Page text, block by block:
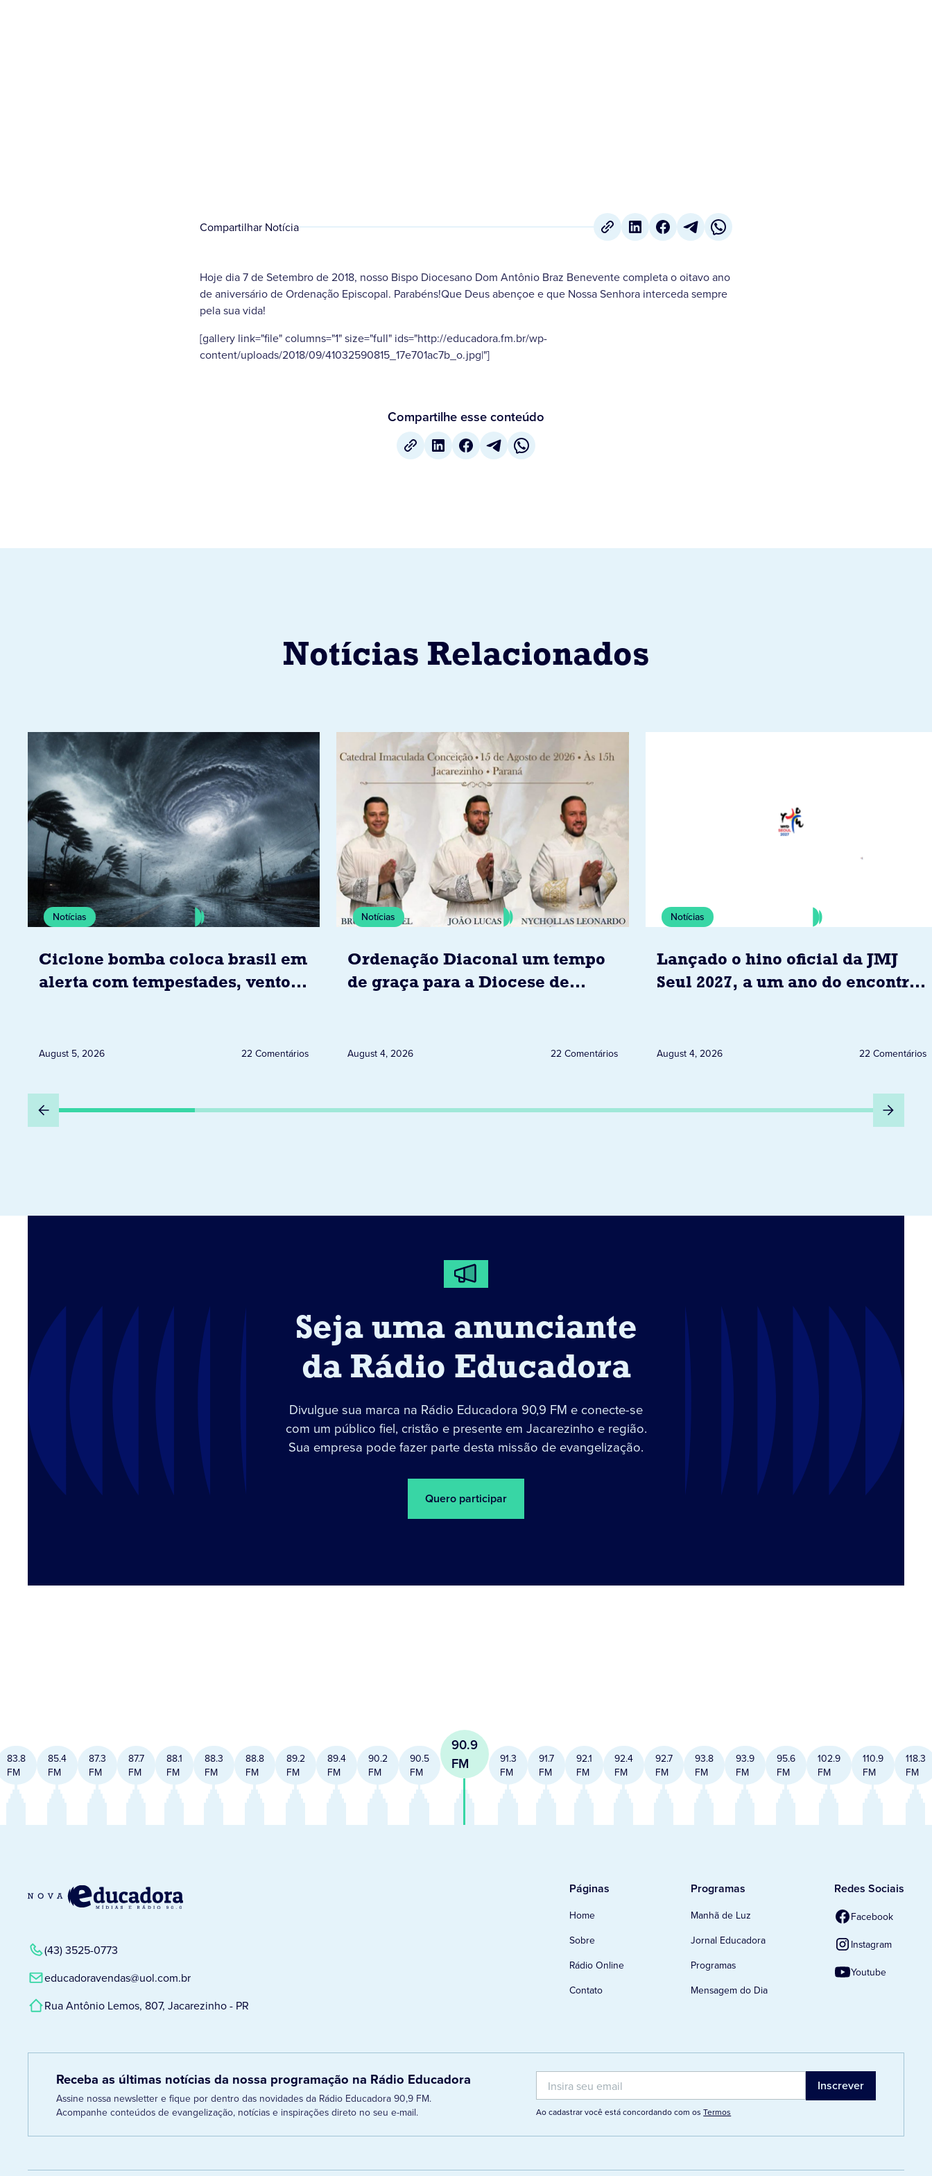
Compartilhar Notícia
Hoje dia 7 de Setembro de 2018, nosso Bispo Diocesano Dom Antônio Braz Benevente completa o oitavo ano
de aniversário de Ordenação Episcopal. Parabéns!Que Deus abençoe e que Nossa Senhora interceda sempre
pela sua vida!
[gallery link="file" columns="1" size="full" ids="http://educadora.fm.br/wp-
content/uploads/2018/09/41032590815_17e701ac7b_o.jpg|"]
Compartilhe esse conteúdo
Notícias Relacionados
Notícias
Ciclone bomba coloca brasil em
alerta com tempestades, ventos
August 5, 2026 22 Comentários
Notícias
Ordenação Diaconal um tempo
de graça para a Diocese de
August 4, 2026 22 Comentários
Notícias
Lançado o hino oficial da JMJ
Seul 2027, a um ano do encontro
August 4, 2026 22 Comentários
Seja uma anunciante
da Rádio Educadora
Divulgue sua marca na Rádio Educadora 90,9 FM e conecte-se
com um público fiel, cristão e presente em Jacarezinho e região.
Sua empresa pode fazer parte desta missão de evangelização.
Quero participar
83.8
FM
85.4
FM
87.3
FM
87.7
FM
88.1
FM
88.3
FM
88.8
FM
89.2
FM
89.4
FM
90.2
FM
90.5
FM
90.9
FM
91.3
FM
91.7
FM
92.1
FM
92.4
FM
92.7
FM
93.8
FM
93.9
FM
95.6
FM
102.9
FM
110.9
FM
118.3
FM
(43) 3525-0773
educadoravendas@uol.com.br
Rua Antônio Lemos, 807, Jacarezinho - PR
Páginas
Home
Sobre
Rádio Online
Contato
Programas
Manhã de Luz
Jornal Educadora
Programas
Mensagem do Dia
Redes Sociais
Facebook
Instagram
Youtube
Receba as últimas notícias da nossa programação na Rádio Educadora
Assine nossa newsletter e fique por dentro das novidades da Rádio Educadora 90,9 FM.
Acompanhe conteúdos de evangelização, notícias e inspirações direto no seu e-mail.
Ao cadastrar você está concordando com osTermos